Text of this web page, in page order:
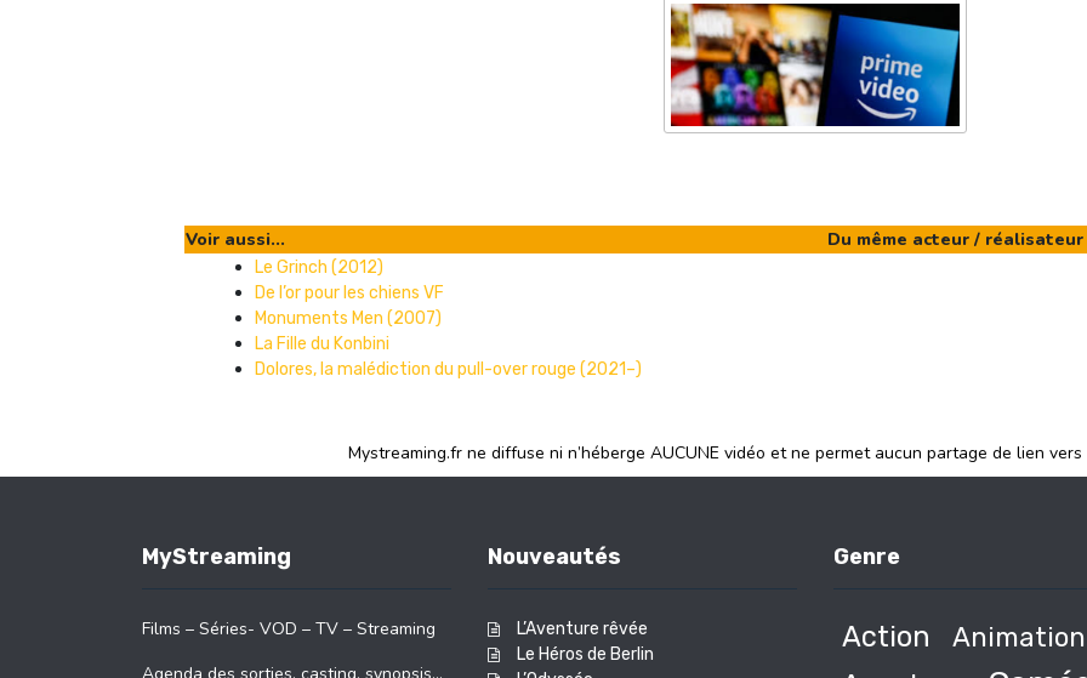
Voir aussi... Du même acteur / réalisateur
Le Grinch (2012)
De l’or pour les chiens VF
Monuments Men (2007)
La Fille du Konbini
Dolores, la malédiction du pull-over rouge (2021–)
Mystreaming.fr ne diffuse ni n’héberge AUCUNE vidéo et ne permet aucun partage de lien
MyStreaming
Films – Séries- VOD – TV – Streaming
Nouveautés
L’Aventure rêvée
Le Héros de Berlin
Genre
Action
Animation